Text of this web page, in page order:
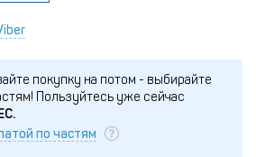
покупку на потом - выбирайте
Пользуйтесь уже сейчас
по частям